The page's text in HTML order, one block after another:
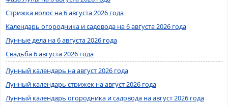
Стрижка волос на 6 августа 2026 года
Календарь огородника и садовода на 6 августа 2026 года
Лунные дела на 6 августа 2026 года
Свадьба 6 августа 2026 года
Лунный календарь на август 2026 года
Лунный календарь стрижек на август 2026 года
Лунный календарь огородника и садовода на август 2026 года